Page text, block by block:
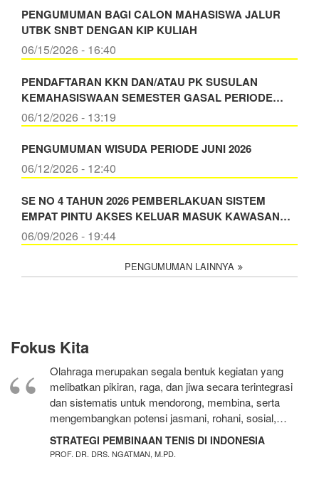
PENGUMUMAN BAGI CALON MAHASISWA JALUR
UTBK SNBT DENGAN KIP KULIAH
06/15/2026 - 16:40
PENDAFTARAN KKN DAN/ATAU PK SUSULAN
KEMAHASISWAAN SEMESTER GASAL PERIODE…
06/12/2026 - 13:19
PENGUMUMAN WISUDA PERIODE JUNI 2026
06/12/2026 - 12:40
SE NO 4 TAHUN 2026 PEMBERLAKUAN SISTEM
EMPAT PINTU AKSES KELUAR MASUK KAWASAN…
06/09/2026 - 19:44
PENGUMUMAN LAINNYA
Fokus Kita
Olahraga merupakan segala bentuk kegiatan yang
melibatkan pikiran, raga, dan jiwa secara terintegrasi
dan sistematis untuk mendorong, membina, serta
mengembangkan potensi jasmani, rohani, sosial,…
STRATEGI PEMBINAAN TENIS DI INDONESIA
PROF. DR. DRS. NGATMAN, M.PD.